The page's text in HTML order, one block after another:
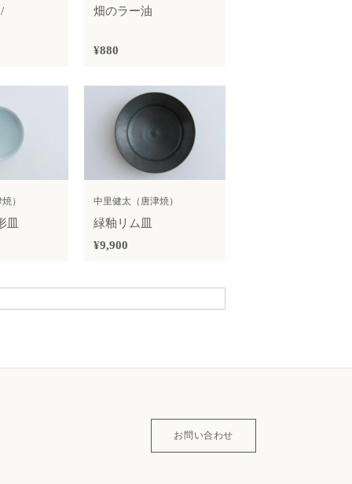
畑のラー油
¥880
）
皿
中里健太（唐津焼）
緑釉リム皿
¥9,900
お問い合わせ